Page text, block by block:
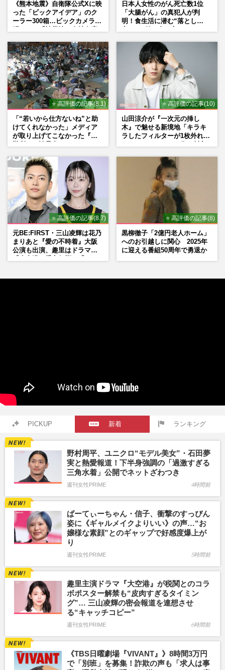
《熊本地震》自衛隊公式Xに映
った「ビックアイデア」のク
ーラー300箱…ビックカメラが
日本人女性のがん死亡数1位
「大腸がん」の真犯人が判
明！食生活に潜む“落とし
⭐ 高評価の記事(8.1)
「“若いから仕方ないね”と助
けてくれなかった」メディア
が取り上げてこなかった『避
⭐ 高評価の記事(10)
山田涼介が『一次元の挿し
木』で魅せる新境地「キラキ
ラしたフィルターが1枚外れて
⭐ 高評価の記事(8.7)
元BE:FIRST・三山凌輝は花乃
まりあと『愛の不時着』大阪
公演も出演、趣里はドラマ
⭐ 高評価の記事(8)
黒柳徹子「2億円老人ホーム」
へのお引越しに関心 2025年
に迎える番組50周年で勇退か
PICKUP 新着 ランキング
野村周平、ユニクロ“モデル美女”・石田夢
実と熱愛報道！下半身強調の「過激すぎる
三角水着」公開でネットざわつき
週刊女性PRIME 4時間前
ぱーてぃーちゃん・信子、衝撃のすっぴん
姿に《ギャルメイクよりいい》の声…“お
嬢様な素顔”とのギャップで好感度爆上が
り
週刊女性PRIME 5時間前
趣里主演ドラマ『大空港』が税関とのコラ
ボポスター解禁も“皮肉すぎるタイミン
グ”… 三山凌輝の密会報道を連想させ
る“キャッチコピー”
週刊女性PRIME 6時間前
《TBS日曜劇場『VIVANT』》8時間3万円
で「別班」を募集！詐欺の声も「求人は事